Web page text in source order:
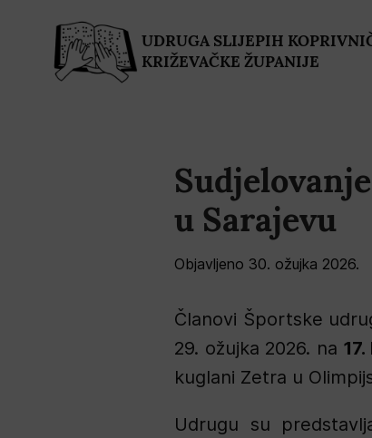
UDRUGA SLIJEPIH
KRIŽEVAČKE ŽUPANIJE
u Sarajevu
Objavljeno 30. ožujka 2026.
Članovi Športske
29. ožujka 2026. na
kuglani Zetra u
Udrugu su